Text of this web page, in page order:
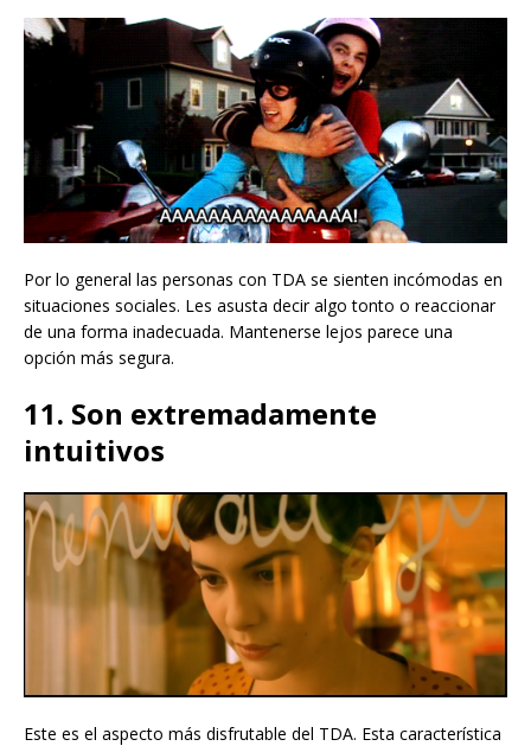
Por lo general las personas con TDA se sienten incómodas en
situaciones sociales. Les asusta decir algo tonto o reaccionar
de una forma inadecuada. Mantenerse lejos parece una
opción más segura.
11. Son extremadamente
intuitivos
Este es el aspecto más disfrutable del TDA. Esta característica